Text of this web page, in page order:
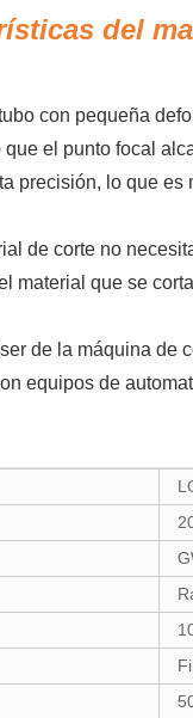
del
con pequeña
el punto focal
precisión, lo que es
de corte no
material que se
de la máquina de
equipos de